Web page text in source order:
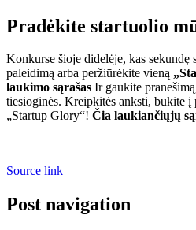
Pradėkite startuolio
Konkurse šioje didelėje, kas sekundę
paleidimą arba peržiūrėkite vieną
laukimo sąrašas Ir gaukite
tiesioginės. Kreipkitės anksti, būkite
„Startup Glory“! Čia laukiančiųjų
Source link
Post navigation